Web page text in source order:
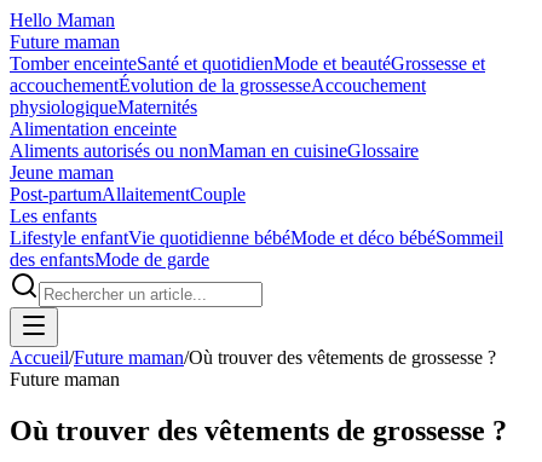
Hello Maman
Future maman
Tomber enceinteSanté et quotidienMode et beautéGrossesse et
accouchementÉvolution de la grossesseAccouchement
physiologiqueMaternités
Alimentation enceinte
Aliments autorisés ou nonMaman en cuisineGlossaire
Jeune maman
Post-partumAllaitementCouple
Les enfants
Lifestyle enfantVie quotidienne bébéMode et déco bébéSommeil
des enfantsMode de garde
Accueil/Future maman/Où trouver des vêtements de grossesse ?
Future maman
Où trouver des vêtements de grossesse ?